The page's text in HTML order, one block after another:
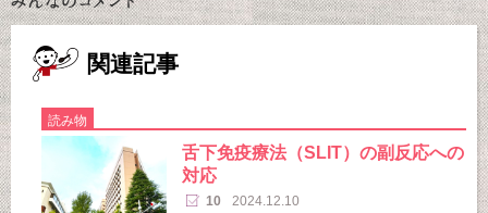
関連記事
読み物
舌下免疫療法（SLIT）の副反応への
対応
10 2024.12.10